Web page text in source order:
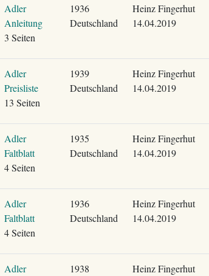
Adler
Anleitung
3 Seiten
1936
Deutschland
Heinz Fingerhut
14.04.2019
Adler
Preisliste
13 Seiten
1939
Deutschland
Heinz Fingerhut
14.04.2019
Adler
Faltblatt
4 Seiten
1935
Deutschland
Heinz Fingerhut
14.04.2019
Adler
Faltblatt
4 Seiten
1936
Deutschland
Heinz Fingerhut
14.04.2019
Adler
1938
Heinz Fingerhut